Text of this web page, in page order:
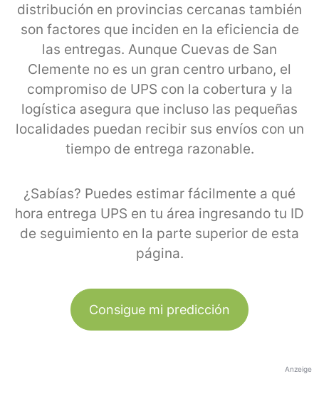
distribución en provincias cercanas también
son factores que inciden en la eficiencia de
las entregas. Aunque Cuevas de San
Clemente no es un gran centro urbano, el
compromiso de UPS con la cobertura y la
logística asegura que incluso las pequeñas
localidades puedan recibir sus envíos con un
tiempo de entrega razonable.
¿Sabías? Puedes estimar fácilmente a qué
hora entrega UPS en tu área ingresando tu ID
de seguimiento en la parte superior de esta
página.
Consigue mi predicción
Anzeige